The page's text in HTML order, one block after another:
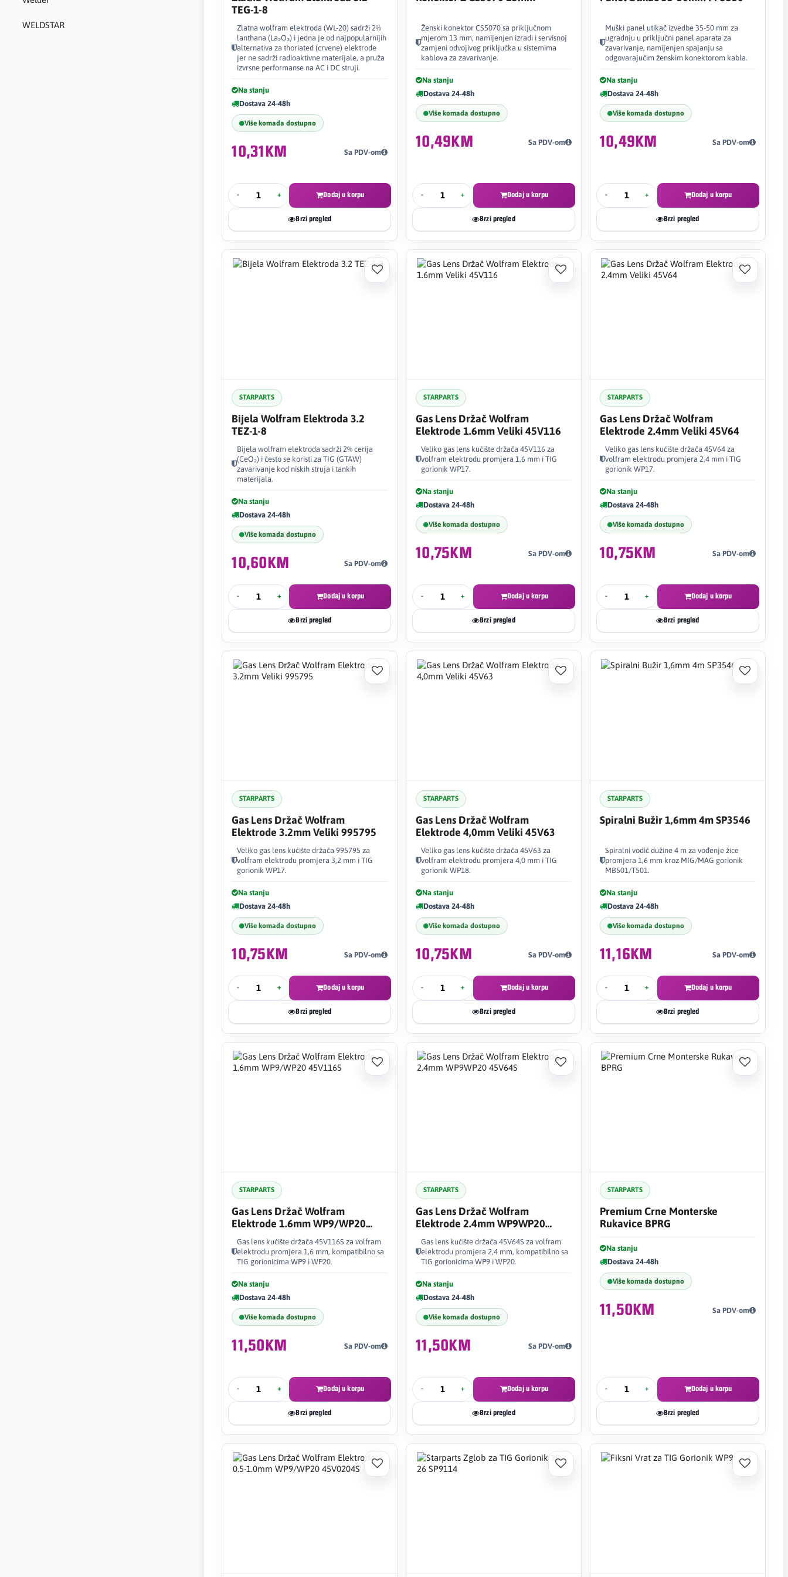
WELDSTAR
TEG-1-8
Zlatna wolfram elektroda (WL-20) sadrži 2%
lanthana (La₂O₃) i jedna je od najpopularnijih
alternativa za thoriated (crvene) elektrode
jer ne sadrži radioaktivne materijale, a pruža
izvrsne performanse na AC i DC struji.
Na stanju
Dostava 24-48h
Više komada dostupno
10,31KM Sa PDV-om
- + Dodaj u korpu
Brzi pregled
Ženski konektor CS5070 sa priključnom
mjerom 13 mm, namijenjen izradi i servisnoj
zamjeni odvojivog priključka u sistemima
kablova za zavarivanje.
Na stanju
Dostava 24-48h
Više komada dostupno
10,49KM Sa PDV-om
- + Dodaj u korpu
Brzi pregled
Muški panel utikač izvedbe 35-50 mm za
ugradnju u priključni panel aparata za
zavarivanje, namijenjen spajanju sa
odgovarajućim ženskim konektorom kabla.
Na stanju
Dostava 24-48h
Više komada dostupno
10,49KM Sa PDV-om
- + Dodaj u korpu
Brzi pregled
STARPARTS
Bijela Wolfram Elektroda 3.2
TEZ-1-8
Bijela wolfram elektroda sadrži 2% cerija
(CeO₂) i često se koristi za TIG (GTAW)
zavarivanje kod niskih struja i tankih
materijala.
Na stanju
Dostava 24-48h
Više komada dostupno
10,60KM Sa PDV-om
- + Dodaj u korpu
Brzi pregled
STARPARTS
Gas Lens Držač Wolfram
Elektrode 1.6mm Veliki 45V116
Veliko gas lens kućište držača 45V116 za
volfram elektrodu promjera 1,6 mm i TIG
gorionik WP17.
Na stanju
Dostava 24-48h
Više komada dostupno
10,75KM Sa PDV-om
- + Dodaj u korpu
Brzi pregled
STARPARTS
Gas Lens Držač Wolfram
Elektrode 2.4mm Veliki 45V64
Veliko gas lens kućište držača 45V64 za
volfram elektrodu promjera 2,4 mm i TIG
gorionik WP17.
Na stanju
Dostava 24-48h
Više komada dostupno
10,75KM Sa PDV-om
- + Dodaj u korpu
Brzi pregled
STARPARTS
Gas Lens Držač Wolfram
Elektrode 3.2mm Veliki 995795
Veliko gas lens kućište držača 995795 za
volfram elektrodu promjera 3,2 mm i TIG
gorionik WP17.
Na stanju
Dostava 24-48h
Više komada dostupno
10,75KM Sa PDV-om
- + Dodaj u korpu
Brzi pregled
STARPARTS
Gas Lens Držač Wolfram
Elektrode 4,0mm Veliki 45V63
Veliko gas lens kućište držača 45V63 za
volfram elektrodu promjera 4,0 mm i TIG
gorionik WP18.
Na stanju
Dostava 24-48h
Više komada dostupno
10,75KM Sa PDV-om
- + Dodaj u korpu
Brzi pregled
STARPARTS
Spiralni Bužir 1,6mm 4m SP3546
Spiralni vodič dužine 4 m za vođenje žice
promjera 1,6 mm kroz MIG/MAG gorionik
MB501/T501.
Na stanju
Dostava 24-48h
Više komada dostupno
11,16KM Sa PDV-om
- + Dodaj u korpu
Brzi pregled
STARPARTS
Gas Lens Držač Wolfram
Elektrode 1.6mm WP9/WP20
45V116S
Gas lens kućište držača 45V116S za volfram
elektrodu promjera 1,6 mm, kompatibilno sa
TIG gorionicima WP9 i WP20.
Na stanju
Dostava 24-48h
Više komada dostupno
11,50KM Sa PDV-om
- + Dodaj u korpu
Brzi pregled
STARPARTS
Gas Lens Držač Wolfram
Elektrode 2.4mm WP9WP20
45V64S
Gas lens kućište držača 45V64S za volfram
elektrodu promjera 2,4 mm, kompatibilno sa
TIG gorionicima WP9 i WP20.
Na stanju
Dostava 24-48h
Više komada dostupno
11,50KM Sa PDV-om
- + Dodaj u korpu
Brzi pregled
STARPARTS
Premium Crne Monterske
Rukavice BPRG
Na stanju
Dostava 24-48h
Više komada dostupno
11,50KM Sa PDV-om
- + Dodaj u korpu
Brzi pregled